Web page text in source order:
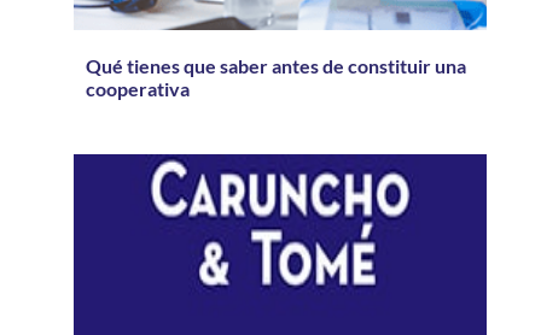
Qué tienes que saber antes de constituir una
cooperativa